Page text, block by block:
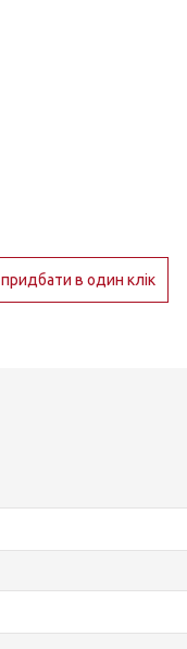
придбати в один клік